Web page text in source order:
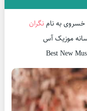
خسروی به نامنگران
Best New